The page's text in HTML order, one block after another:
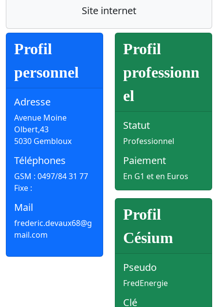
Site internet
Profil
personnel
Adresse
Avenue Moine
Olbert,43
5030 Gembloux
Téléphones
GSM : 0497/84 31 77
Fixe :
Mail
frederic.devaux68@g
mail.com
Profil
professionn
el
Statut
Professionnel
Paiement
En G1 et en Euros
Profil
Césium
Pseudo
FredEnergie
Clé